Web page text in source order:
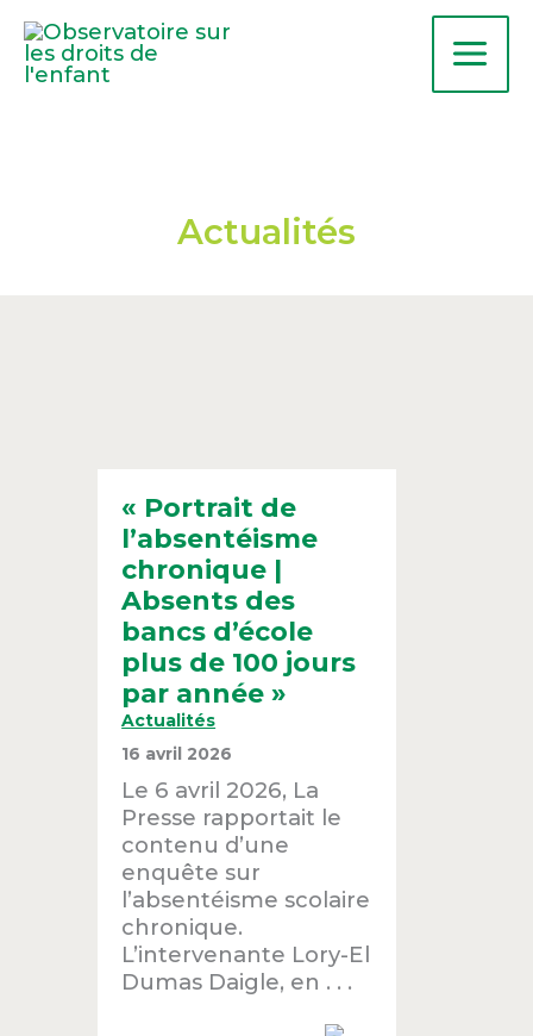
au
contenu
Actualités
« Portrait de
l’absentéisme
chronique |
Absents des
bancs d’école
plus de 100 jours
par année »
Actualités
16 avril 2026
Le 6 avril 2026, La
Presse rapportait le
contenu d’une
enquête sur
l’absentéisme scolaire
chronique.
L’intervenante Lory-El
Dumas Daigle, en . . .